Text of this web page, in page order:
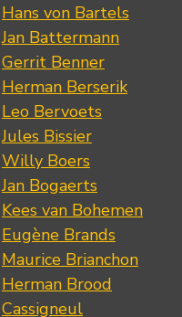
Hans von Bartels
Jan Battermann
Gerrit Benner
Herman Berserik
Leo Bervoets
Jules Bissier
Willy Boers
Jan Bogaerts
Kees van Bohemen
Eugène Brands
Maurice Brianchon
Herman Brood
Cassigneul